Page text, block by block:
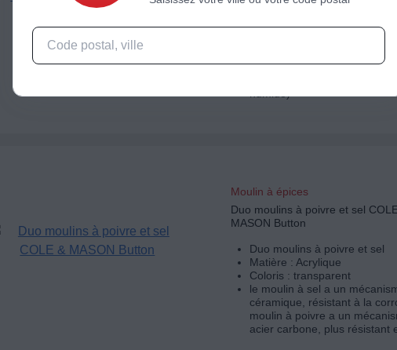
Matière : Acrylique
Avec réglage de la mouture
molette sur le haut du moulin
pour le poivre et le sel (pas
humide)
Moulin à épices
Duo moulins à poivre et sel
MASON Button
Duo moulins à poivre et sel
Matière : Acrylique
Coloris : transparent
le moulin à sel a un
céramique, résistant à la
moulin à poivre a un
acier carbone, plus résistant